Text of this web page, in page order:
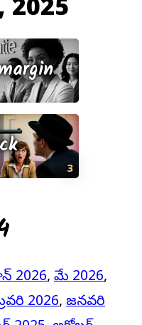
3
2026, మే 2026,
2026, జనవరి